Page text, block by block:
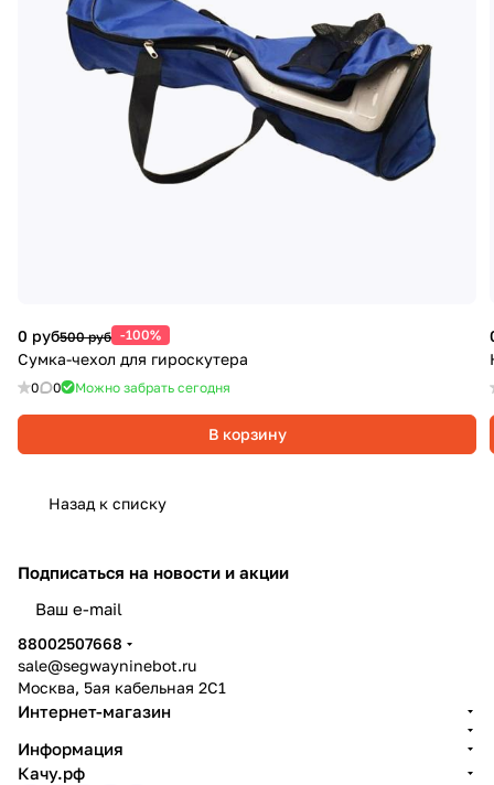
0 руб500 руб -100%
Сумка-чехол для гироскутера
0 0 Можно забрать сегодня
В корзину
Назад к списку
Подписаться на новости и акции
88002507668
sale@segwayninebot.ru
Москва, 5ая кабельная 2С1
Интернет-магазин
Информация
Качу.рф